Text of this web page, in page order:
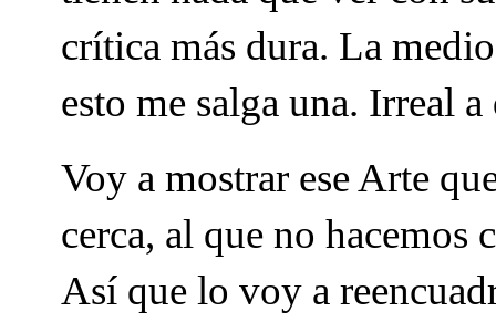
crítica más dura. La
esto me salga una. Irreal
Voy a mostrar ese Arte
cerca, al que no hacemos
Así que lo voy a